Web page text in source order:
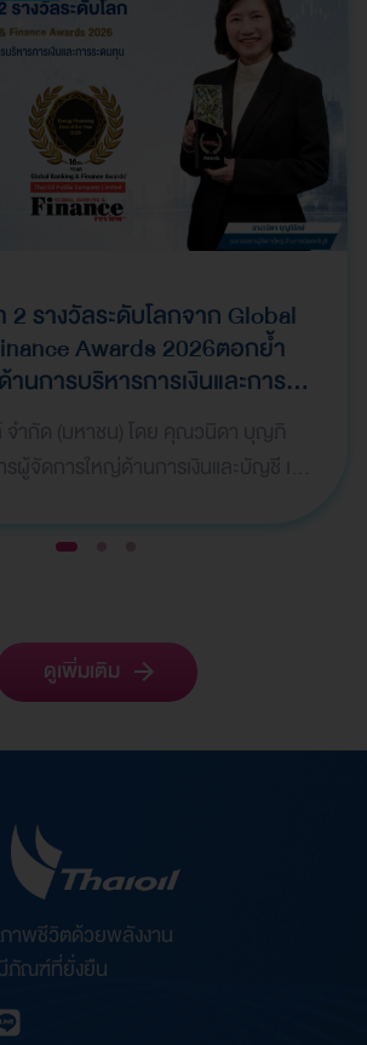
รางวัลระดับโลกจาก Global
Awards 2026ตอกย้ำ
านการบริหารการเงินและการ
ดูเพิ่มเติม
าพชีวิตด้วยพลังงาน
มีภัณฑ์ที่ยั่งยืน